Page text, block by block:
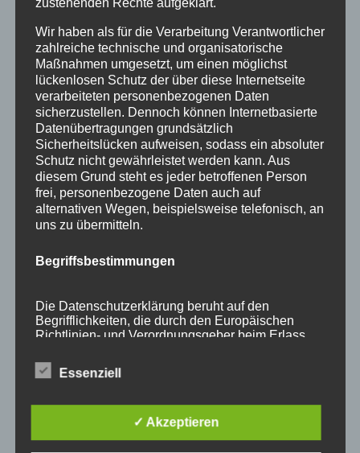
Natur in Form
Termine
Stichworte
Allgäu Annette Rehle Atelier Ausstellung Benja
Blaichach Creuzfeldtrash Dezember Ettensberg
Event Flechten flechten lernen Flechtkunst
Flechtkurs Flechtkurse
Garten Gartenausstellung
Kunsthandwerk Kunsthandwerker Kurse Marigold
Oberallgäu OVH
Vorweihnachts – Zeit Weiden Weidenkorb
Wir haben als für die Verarbeitung Verantwortlicher
zahlreiche technische und organisatorische
Maßnahmen umgesetzt, um einen möglichst
lückenlosen Schutz der über diese Internetseite
verarbeiteten personenbezogenen Daten
sicherzustellen. Dennoch können Internetbasierte
Datenübertragungen grundsätzlich
Sicherheitslücken aufweisen, sodass ein absoluter
Schutz nicht gewährleistet werden kann. Aus
diesem Grund steht es jeder betroffenen Person
frei, personenbezogene Daten auch auf
alternativen Wegen, beispielsweise telefonisch, an
uns zu übermitteln.
Begriffsbestimmungen
Die Datenschutzerklärung beruht auf den
Begrifflichkeiten, die durch den Europäischen
Richtlinien- und Verordnungsgeber beim Erlass
verwendet wurden. Unsere Datenschutzerklärung
soll sowohl für die Öffentlichkeit als auch für
lesbar und verständlich sein. Um dies zu
gewährleisten, möchten wir vorab die verwendeten
Essenziell
✓ Akzeptieren